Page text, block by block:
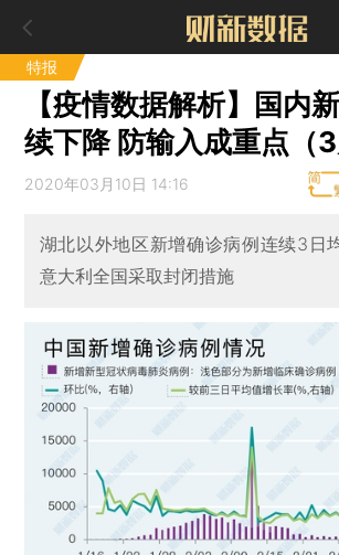
特报
【疫情数据解析】国内
续下降 防输入成重点（3
2020年03月10日 14:16
湖北以外地区新增确诊病例连续3日
意大利全国采取封闭措施